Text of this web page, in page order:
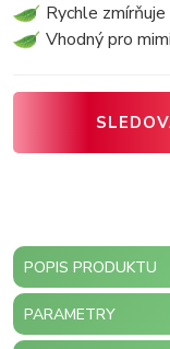
Rychle
Vhodný pro
POPIS PRODUKTU
PARAMETRY